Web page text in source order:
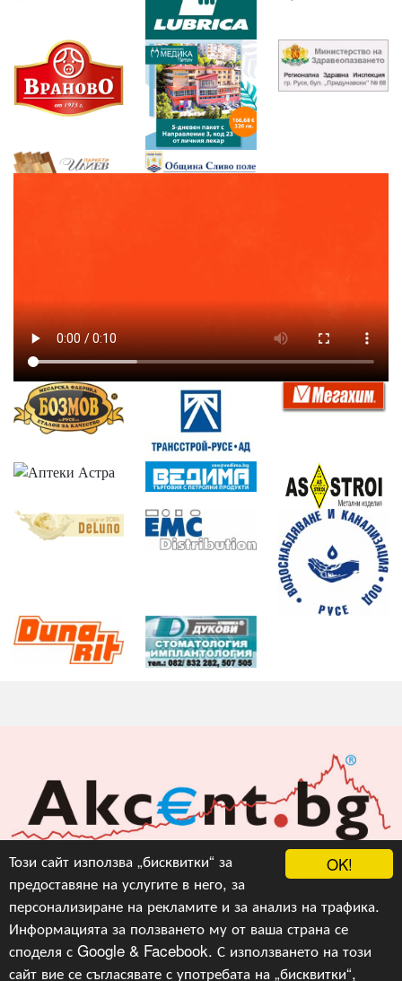
OK!
Този сайт използва „бисквитки“ за
предоставяне на услугите в него, за
персонализиране на рекламите и за анализ на трафика.
Информацията за ползването му от ваша страна се
споделя с Google & Facebook. С използването на този
сайт вие се съгласявате с употребата на „бисквитки“,
Акцент БГ ЕООД
info@akcent.bg
Facebook
Copyright © 2010, 2016, 2018-2022, 2023, v.3.0,
Акцент